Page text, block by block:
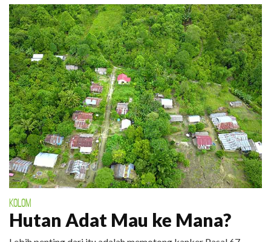
KOLOM
Hutan Adat Mau ke Mana?